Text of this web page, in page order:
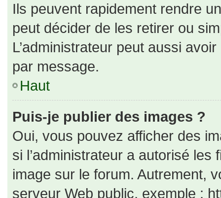
Ils peuvent rapidement rendre
peut décider de les retirer ou
L’administrateur peut aussi
par message.
Haut
Puis-je publier des images ?
Oui, vous pouvez afficher des
si l’administrateur a autorisé
image sur le forum. Autrement,
serveur Web public, exemple :